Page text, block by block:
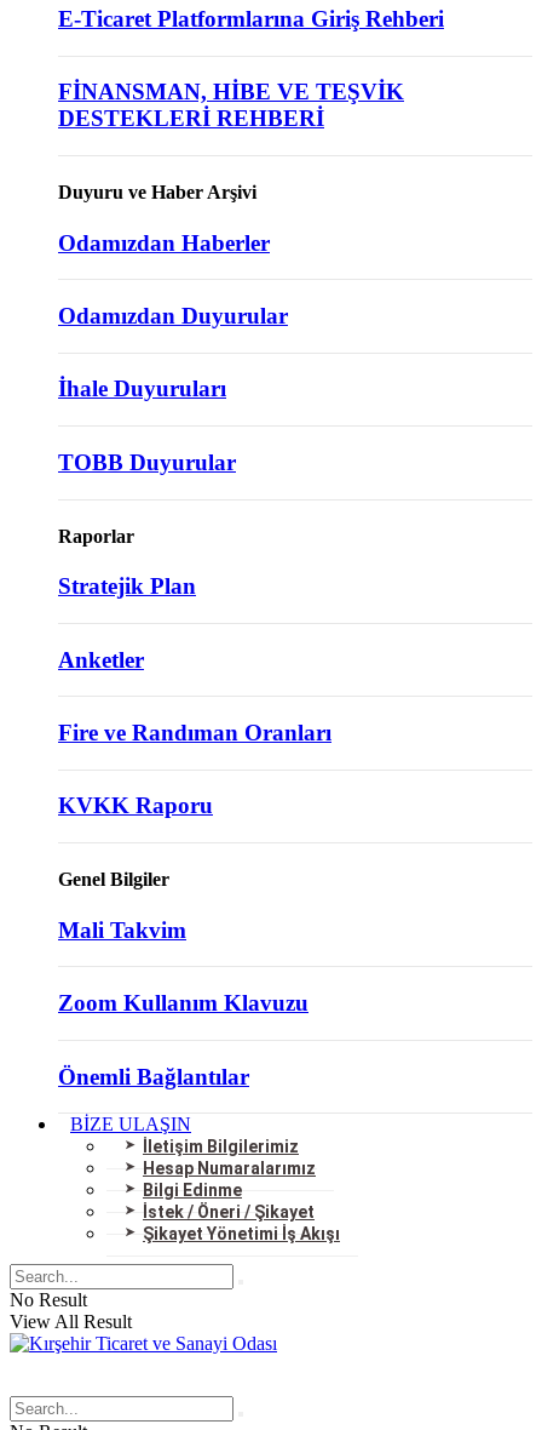
E-Ticaret Platformlarına Giriş Rehberi
FİNANSMAN, HİBE VE TEŞVİK
DESTEKLERİ REHBERİ
Duyuru ve Haber Arşivi
Odamızdan Haberler
Odamızdan Duyurular
İhale Duyuruları
TOBB Duyurular
Raporlar
Stratejik Plan
Anketler
Fire ve Randıman Oranları
KVKK Raporu
Genel Bilgiler
Mali Takvim
Zoom Kullanım Klavuzu
Önemli Bağlantılar
BİZE ULAŞIN
İletişim Bilgilerimiz
Hesap Numaralarımız
Bilgi Edinme
İstek / Öneri / Şikayet
Şikayet Yönetimi İş Akışı
No Result
View All Result